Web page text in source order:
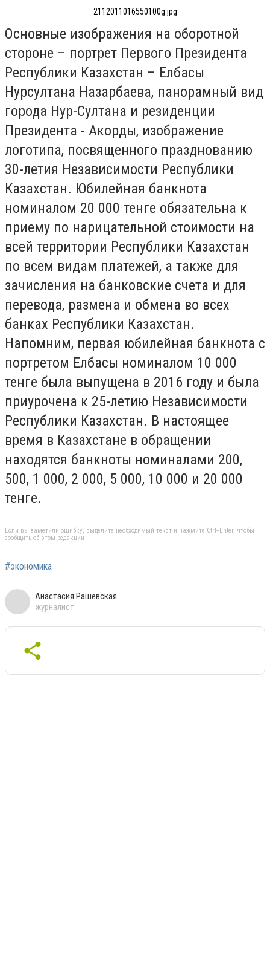
2112011016550100g.jpg
Основные изображения на оборотной
стороне – портрет Первого Президента
Республики Казахстан – Елбасы
Нурсултана Назарбаева, панорамный вид
города Нур-Султана и резиденции
Президента - Акорды, изображение
логотипа, посвященного празднованию
30-летия Независимости Республики
Казахстан. Юбилейная банкнота
номиналом 20 000 тенге обязательна к
приему по нарицательной стоимости на
всей территории Республики Казахстан
по всем видам платежей, а также для
зачисления на банковские счета и для
перевода, размена и обмена во всех
банках Республики Казахстан.
Напомним, первая юбилейная банкнота с
портретом Елбасы номиналом 10 000
тенге была выпущена в 2016 году и была
приурочена к 25-летию Независимости
Республики Казахстан. В настоящее
время в Казахстане в обращении
находятся банкноты номиналами 200,
500, 1 000, 2 000, 5 000, 10 000 и 20 000
тенге.
Если вы заметили ошибку, выделите необходимый текст и нажмите Ctrl+Enter, чтобы
сообщить об этом редакции
#экономика
Анастасия Рашевская
журналист